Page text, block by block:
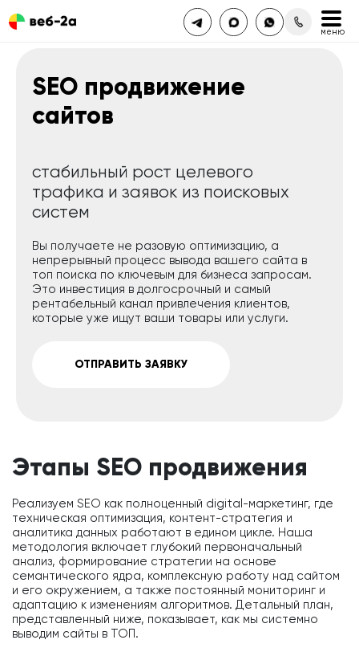
SEO продвижение
сайтов
стабильный рост целевого
трафика и заявок из поисковых
систем
Вы получаете не разовую оптимизацию, а
непрерывный процесс вывода вашего сайта в
топ поиска по ключевым для бизнеса запросам.
Это инвестиция в долгосрочный и самый
рентабельный канал привлечения клиентов,
которые уже ищут ваши товары или услуги.
ОТПРАВИТЬ ЗАЯВКУ
Этапы SEO продвижения
Реализуем SEO как полноценный digital-маркетинг, где
техническая оптимизация, контент-стратегия и
аналитика данных работают в едином цикле. Наша
методология включает глубокий первоначальный
анализ, формирование стратегии на основе
семантического ядра, комплексную работу над сайтом
и его окружением, а также постоянный мониторинг и
адаптацию к изменениям алгоритмов. Детальный план,
представленный ниже, показывает, как мы системно
выводим сайты в ТОП.